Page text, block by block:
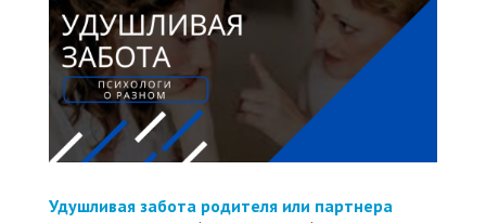
Удушливая забота родителя или партнера